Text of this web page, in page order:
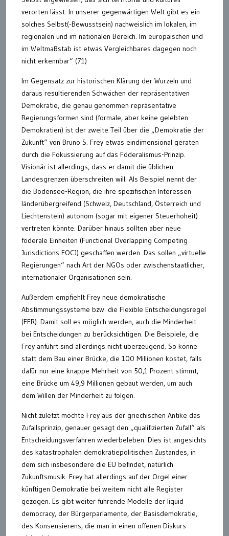
verorten lässt. In unserer gegenwärtigen Welt gibt es ein
solches Selbst(-Bewusstsein) nachweislich im lokalen, im
regionalen und im nationalen Bereich. Im europäischen und
im Weltmaßstab ist etwas Vergleichbares dagegen noch
nicht erkennbar“ (71)
Im Gegensatz zur historischen Klärung der Wurzeln und
daraus resultierenden Schwächen der repräsentativen
Demokratie, die genau genommen repräsentative
Regierungsformen sind (formale, aber keine gelebten
Demokratien) ist der zweite Teil über die „Demokratie der
Zukunft“ von Bruno S. Frey etwas eindimensional geraten
durch die Fokussierung auf das Föderalismus-Prinzip.
Visionär ist allerdings, dass er damit die üblichen
Landesgrenzen überschreiten will. Als Beispiel nennt der
die Bodensee-Region, die ihre spezifischen Interessen
länderübergreifend (Schweiz, Deutschland, Österreich und
Liechtenstein) autonom (sogar mit eigener Steuerhoheit)
vertreten könnte. Darüber hinaus sollten aber neue
föderale Einheiten (Functional Overlapping Competing
Jurisdictions FOCJ) geschaffen werden. Das sollen „virtuelle
Regierungen“ nach Art der NGOs oder zwischenstaatlicher,
internationaler Organisationen sein.
Außerdem empfiehlt Frey neue demokratische
Abstimmungssysteme bzw. die Flexible Entscheidungsregel
(FER). Damit soll es möglich werden, auch die Minderheit
bei Entscheidungen zu berücksichtigen. Die Beispiele, die
Frey anführt sind allerdings nicht überzeugend. So könne
statt dem Bau einer Brücke, die 100 Millionen kostet, falls
dafür nur eine knappe Mehrheit von 50,1 Prozent stimmt,
eine Brücke um 49,9 Millionen gebaut werden, um auch
dem Willen der Minderheit zu folgen.
Nicht zuletzt möchte Frey aus der griechischen Antike das
Zufallsprinzip, genauer gesagt den „qualifizierten Zufall“ als
Entscheidungsverfahren wiederbeleben. Dies ist angesichts
des katastrophalen demokratiepolitischen Zustandes, in
dem sich insbesondere die EU befindet, natürlich
Zukunftsmusik. Frey hat allerdings auf der Orgel einer
künftigen Demokratie bei weitem nicht alle Register
gezogen. Es gibt weiter führende Modelle der liquid
democracy, der Bürgerparlamente, der Basisdemokratie,
des Konsensierens, die man in einen offenen Diskurs